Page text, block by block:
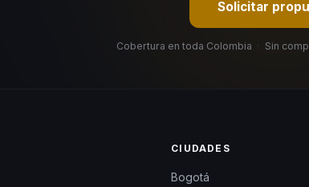
Solicitar
Cobertura en toda Colombia · Sin
CIUDADES
Bogotá